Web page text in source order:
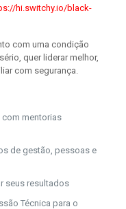
hi.switchy.io/black-
com uma condição
quer liderar melhor,
com segurança.
com mentorias
de gestão, pessoas e
seus resultados
Técnica para o